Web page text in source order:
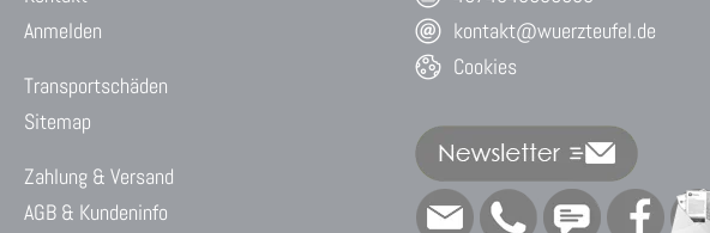
Anmelden
Transportschäden
Sitemap
Zahlung & Versand
AGB & Kundeninfo
kontakt@wuerzteufel.de
Cookies